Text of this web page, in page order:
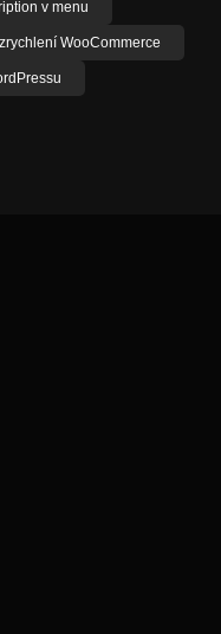
v menu
zrychlení WooCommerce